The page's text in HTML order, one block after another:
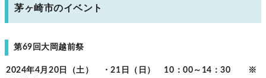
茅ヶ崎市のイベント
第69回大岡越前祭
2024年4月20日（土） ・21日（日） 10：00～14：30 ※